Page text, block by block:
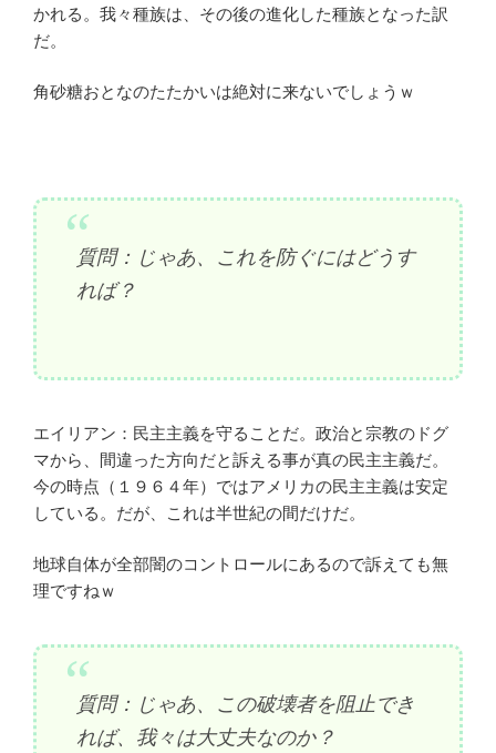
かれる。我々種族は、その後の進化した種族となった訳
だ。
角砂糖おとなのたたかいは絶対に来ないでしょうｗ
質問：じゃあ、これを防ぐにはどうす
れば？
エイリアン：民主主義を守ることだ。政治と宗教のドグ
マから、間違った方向だと訴える事が真の民主主義だ。
今の時点（１９６４年）ではアメリカの民主主義は安定
している。だが、これは半世紀の間だけだ。
地球自体が全部闇のコントロールにあるので訴えても無
理ですねｗ
質問：じゃあ、この破壊者を阻止でき
れば、我々は大丈夫なのか？